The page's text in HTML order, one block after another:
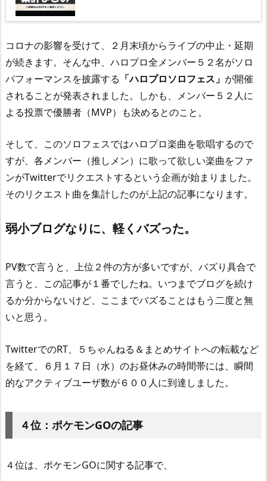
コロナの影響を受けて、２月末頃からライブの中止・延期
が続きます。そんな中、ハロプロ全メンバー５２名がソロ
パフォーマンスを披露する 「ハロプロソロフェス」 が開催
されることが発表されました。しかも、メンバー５２人に
よる投票で優勝者（MVP）も決めるとのこと。
そして、このソロフェスではハロプロ楽曲を歌唱するので
すが、各メンバー（推しメン）に歌って欲しい楽曲をファ
ンがTwitterでリクエストするという企画が始まりました。
そのリクエスト曲を集計したのが上記の記事になります。
弱小ブログなりに、軽くバズった。
PV数で言うと、上位２件の方が多いですが、バズり具合で
言うと、この記事が１番でしたね。いつまでブログを続け
るか分からないけど、ここまでバズることはもう二度と無
いと思う。
TwitterでのRT、５ちゃんねる＆まとめサイトへの転載など
を経て、６月１７日（水）のお昼休みの時間帯には、瞬間
的なアクティブユーザ数が６００人に到達しました。
４位：ポケモンGOの記事
４位は、ポケモンGOに関する記事で、